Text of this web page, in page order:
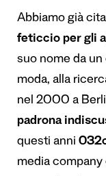
Abbiamo già
feticcio per gli
suo nome da
moda, alla
nel 2000 a
padrona
questi anni
media